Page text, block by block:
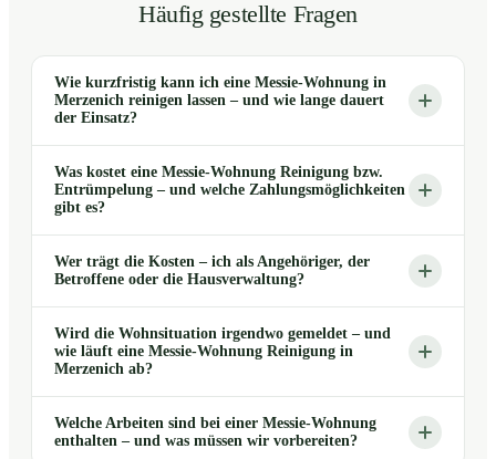
Häufig gestellte Fragen
Wie kurzfristig kann ich eine Messie-Wohnung in
Merzenich reinigen lassen – und wie lange dauert
der Einsatz?
Was kostet eine Messie-Wohnung Reinigung bzw.
Entrümpelung – und welche Zahlungsmöglichkeiten
gibt es?
Wer trägt die Kosten – ich als Angehöriger, der
Betroffene oder die Hausverwaltung?
Wird die Wohnsituation irgendwo gemeldet – und
wie läuft eine Messie-Wohnung Reinigung in
Merzenich ab?
Welche Arbeiten sind bei einer Messie-Wohnung
enthalten – und was müssen wir vorbereiten?